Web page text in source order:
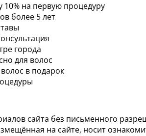
10% на первую процедуру
более 5 лет
города
для волос
в подарок
сайта без письменного
на сайте, носит